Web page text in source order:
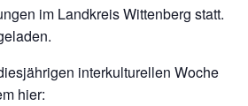
im Landkreis Wittenberg statt.
interkulturellen Woche
hier: